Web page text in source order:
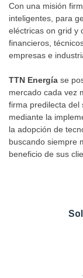
Con una misión
inteligentes, para
eléctricas on grid y
financieros,
empresas e
TTN Energía se
mercado cada vez
firma predilecta del
mediante la
la adopción de
buscando siempre
beneficio de sus